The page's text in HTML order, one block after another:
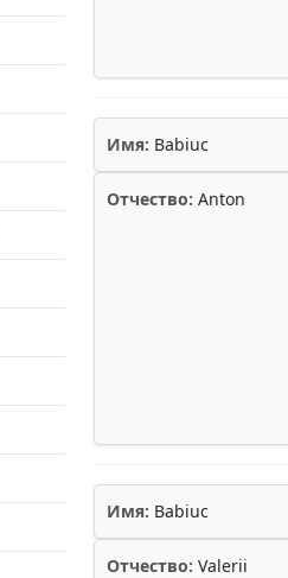
Имя: Babiuc
Отчество: Anton
Имя: Babiuc
Отчество: Valerii